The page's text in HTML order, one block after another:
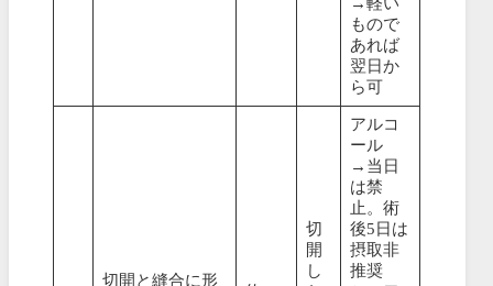
もので
あれば
翌日か
ら可
切開と縫合に形
切
開
し
アルコ
ール
→当日
は禁
止。術
後5日は
摂取非
推奨